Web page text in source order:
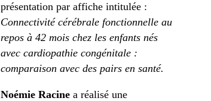
présentation par affiche intitulée :
Connectivité cérébrale fonctionnelle au
repos à 42 mois chez les enfants nés
avec cardiopathie congénitale :
comparaison avec des pairs en santé.
Noémie Racine a réalisé une